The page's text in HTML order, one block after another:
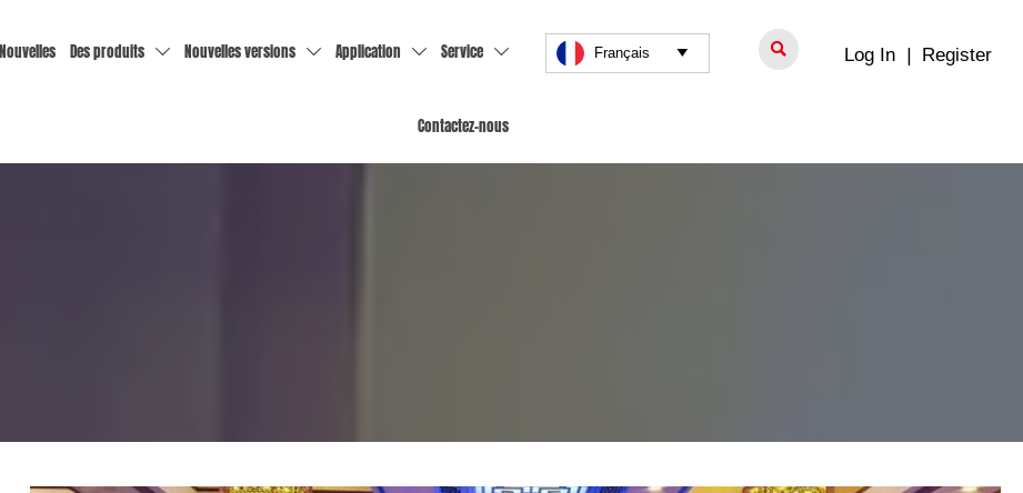
Nouvelles Des produits  Nouvelles versions  Application  Service 
Contactez-nous
Français   Log In | Register